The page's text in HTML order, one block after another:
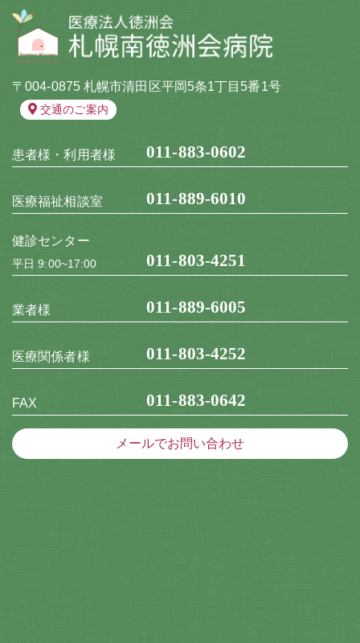
〒004-0875 札幌市清田区平岡5条1丁目5番1号
交通のご案内
患者様・利用者様 011-883-0602
医療福祉相談室 011-889-6010
健診センター
平日 9:00~17:00 011-803-4251
業者様 011-889-6005
医療関係者様 011-803-4252
FAX 011-883-0642
メールでお問い合わせ